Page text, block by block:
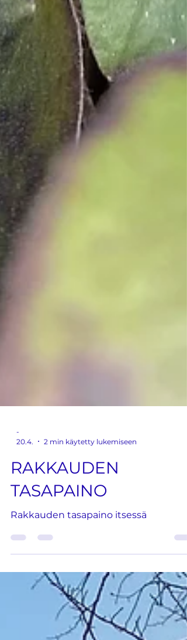
-
20.4.
2 min käytetty lukemiseen
RAKKAUDEN
TASAPAINO